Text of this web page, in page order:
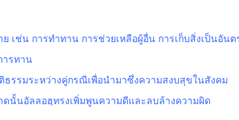
เช่น การทำทาน การช่วยเหลือผู้อื่น การเก็บสิ่งเป็นอัน
ารทาน
ธรรมระหว่างคู่กรณีเพื่อนำมาซึ่งความสงบสุขในสังคม
ดนั้นอัลลอฮฺทรงเพิ่มพูนความดีและลบล้างความผิด